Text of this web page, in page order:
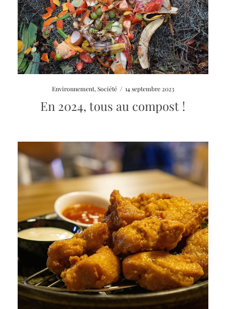
Environnement, Société / 14 septembre 2023
En 2024, tous au compost !